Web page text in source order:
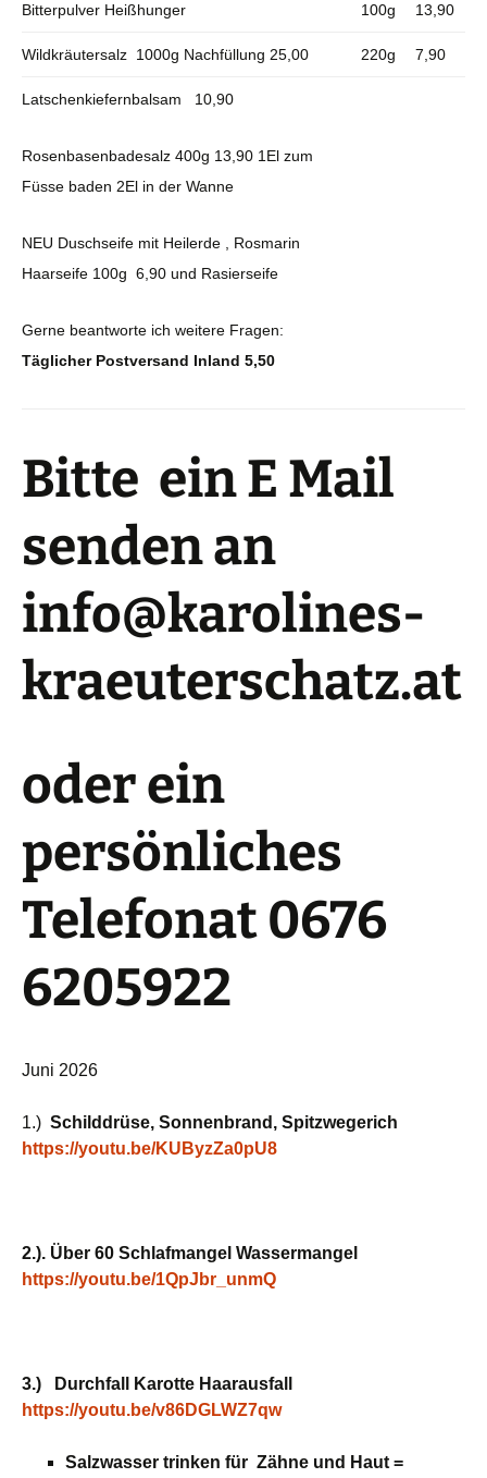
Bitterpulver Heißhunger 100g 13,90
Wildkräutersalz 1000g Nachfüllung 25,00 220g 7,90
Latschenkiefernbalsam 10,90
Rosenbasenbadesalz 400g 13,90 1El zum
Füsse baden 2El in der Wanne
NEU Duschseife mit Heilerde , Rosmarin
Haarseife 100g 6,90 und Rasierseife
Gerne beantworte ich weitere Fragen:
Täglicher Postversand Inland 5,50
Bitte ein E Mail
senden an
info@karolines-
kraeuterschatz.at
oder ein
persönliches
Telefonat 0676
6205922
Juni 2026
1.) Schilddrüse, Sonnenbrand, Spitzwegerich
https://youtu.be/KUByzZa0pU8
2.). Über 60 Schlafmangel Wassermangel
https://youtu.be/1QpJbr_unmQ
3.) Durchfall Karotte Haarausfall
https://youtu.be/v86DGLWZ7qw
Salzwasser trinken für Zähne und Haut =